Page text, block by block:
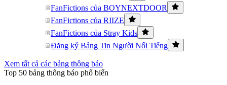
FanFictions của BOYNEXTDOOR
FanFictions của RIIZE
FanFictions của Stray Kids
Đăng ký Bảng Tin Người Nổi Tiếng
Xem tất cả các bảng thông báo
Top 50 bảng thông báo phổ biến